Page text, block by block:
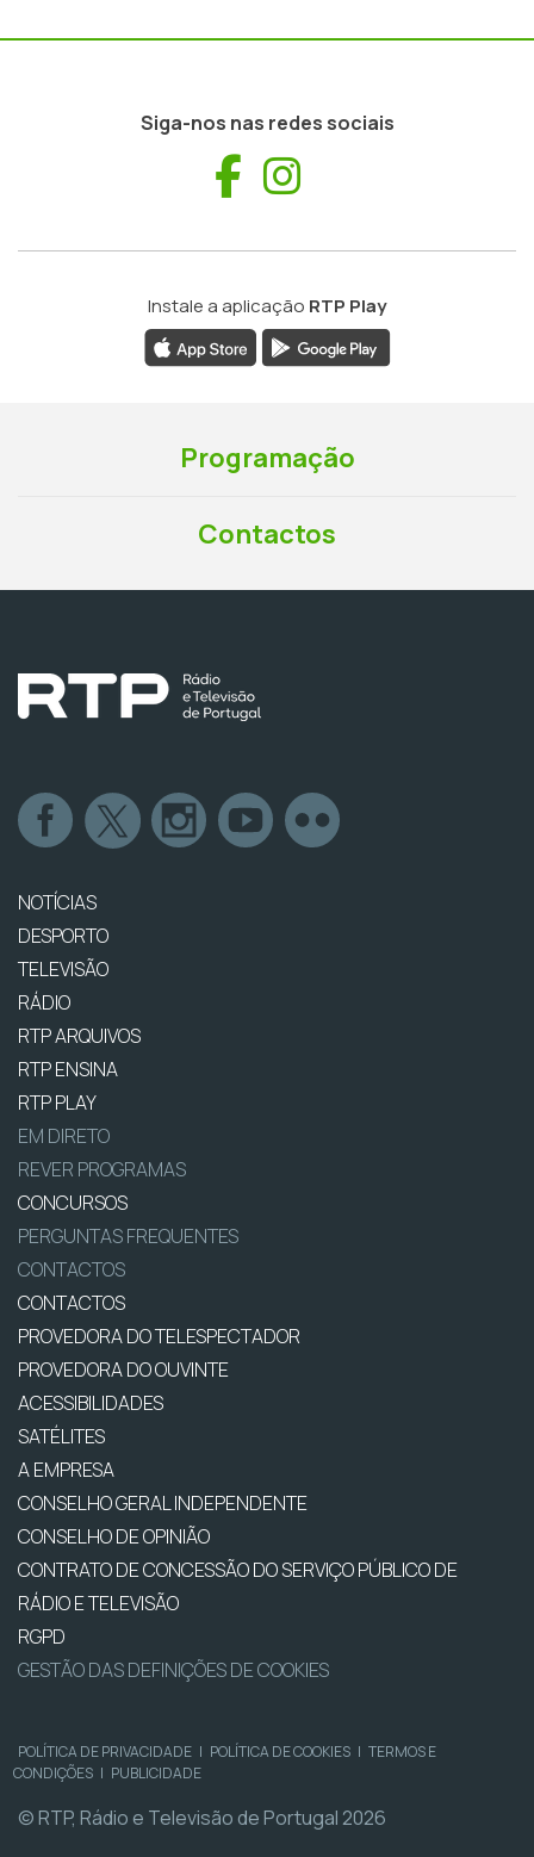
Siga-nos nas redes sociais
Facebook
Instale a aplicação RTP Play
Programação
Contactos
NOTÍCIAS
DESPORTO
TELEVISÃO
RÁDIO
RTP ARQUIVOS
RTP ENSINA
RTP PLAY
EM DIRETO
REVER PROGRAMAS
CONCURSOS
PERGUNTAS FREQUENTES
CONTACTOS
CONTACTOS
PROVEDORA DO TELESPECTADOR
PROVEDORA DO OUVINTE
ACESSIBILIDADES
SATÉLITES
A EMPRESA
CONSELHO GERAL INDEPENDENTE
CONSELHO DE OPINIÃO
CONTRATO DE CONCESSÃO DO SERVIÇO PÚBLICO DE
RÁDIO E TELEVISÃO
RGPD
GESTÃO DAS DEFINIÇÕES DE COOKIES
POLÍTICA DE PRIVACIDADE | POLÍTICA DE COOKIES | TERMOS E
CONDIÇÕES | PUBLICIDADE
© RTP, Rádio e Televisão de Portugal 2026